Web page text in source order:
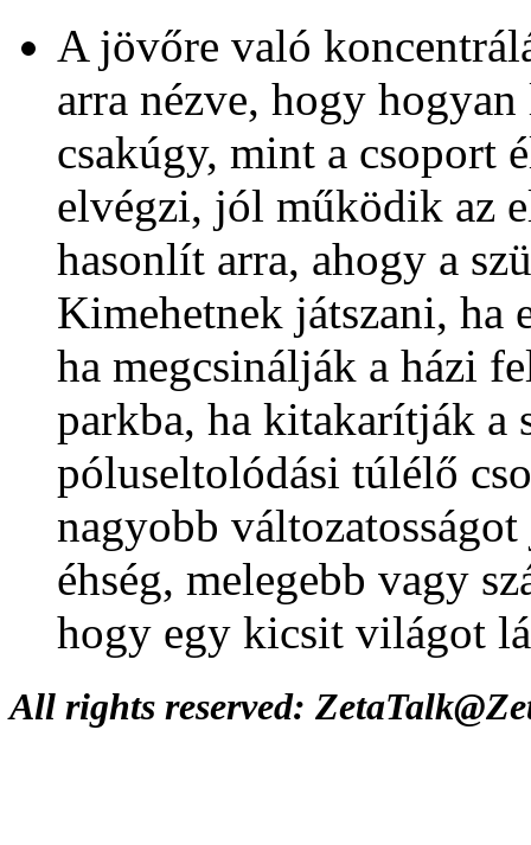
A jövőre való
arra nézve, hogy
csakúgy, mint a csoport
elvégzi, jól működik az
hasonlít arra, ahogy a
Kimehetnek játszani, ha
ha megcsinálják a házi
parkba, ha kitakarítják a
póluseltolódási túlélő
nagyobb
éhség, melegebb vagy
hogy egy kicsit világot
All rights reserved: